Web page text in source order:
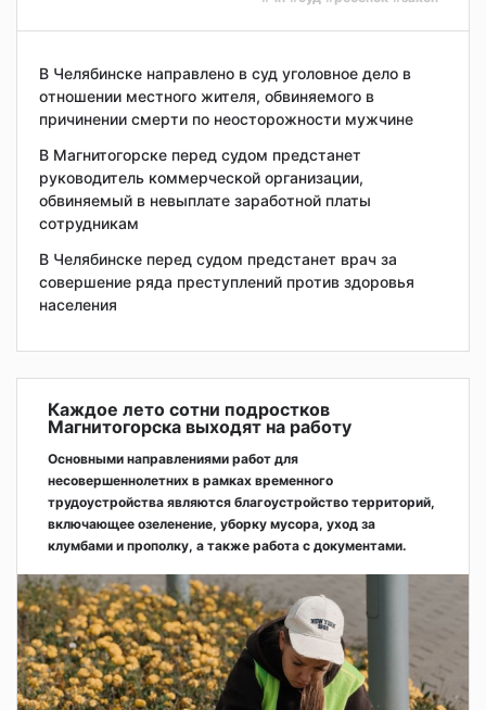
В Челябинске направлено в суд уголовное дело в
отношении местного жителя, обвиняемого в
причинении смерти по неосторожности мужчине
В Магнитогорске перед судом предстанет
руководитель коммерческой организации,
обвиняемый в невыплате заработной платы
сотрудникам
В Челябинске перед судом предстанет врач за
совершение ряда преступлений против здоровья
населения
Каждое лето сотни подростков
Магнитогорска выходят на работу
Основными направлениями работ для
несовершеннолетних в рамках временного
трудоустройства являются благоустройство территорий,
включающее озеленение, уборку мусора, уход за
клумбами и прополку, а также работа с документами.